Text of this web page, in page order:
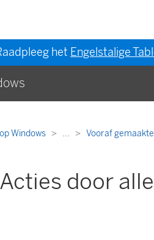
het Engelstalige
Windows ... Vooraf
Acties door